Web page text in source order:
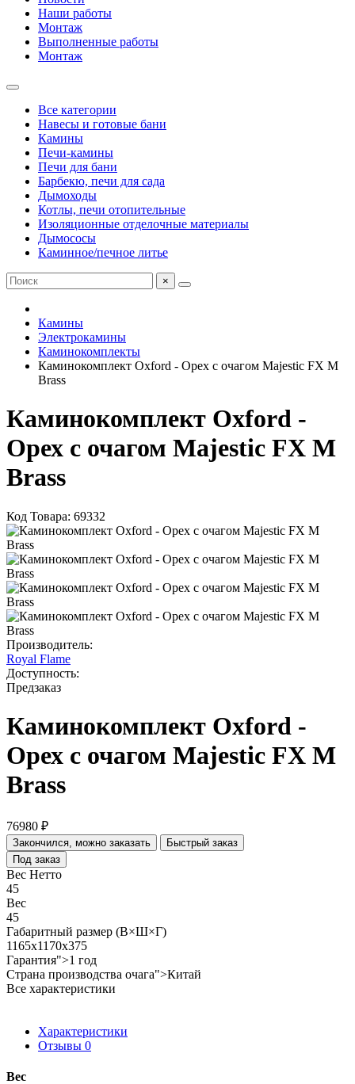
Наши работы
Монтаж
Выполненные работы
Монтаж
Все категории
Навесы и готовые бани
Камины
Печи-камины
Печи для бани
Барбекю, печи для сада
Дымоходы
Котлы, печи отопительные
Изоляционные отделочные материалы
Дымососы
Каминное/печное литье
×
Камины
Электрокамины
Каминокомплекты
Каминокомплект Oxford - Орех с очагом Majestic FX M
Brass
Каминокомплект Oxford -
Орех с очагом Majestic FX M
Brass
Код Товара: 69332
Производитель:
Royal Flame
Доступность:
Предзаказ
Каминокомплект Oxford -
Орех с очагом Majestic FX M
Brass
76980 ₽
Закончился, можно заказать
Быстрый заказ
Под заказ
Вес Нетто
45
Вес
45
Габаритный размер (В×Ш×Г)
1165x1170x375
Гарантия">1 год
Страна производства очага">Китай
Все характеристики
Характеристики
Отзывы 0
Вес